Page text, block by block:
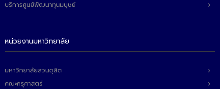
บริการศูนย์พัฒนาทุนมนุษย์
หน่วยงานมหาวิทยาลัย
มหาวิทยาลัยสวนดุสิต
คณะครุศาสตร์